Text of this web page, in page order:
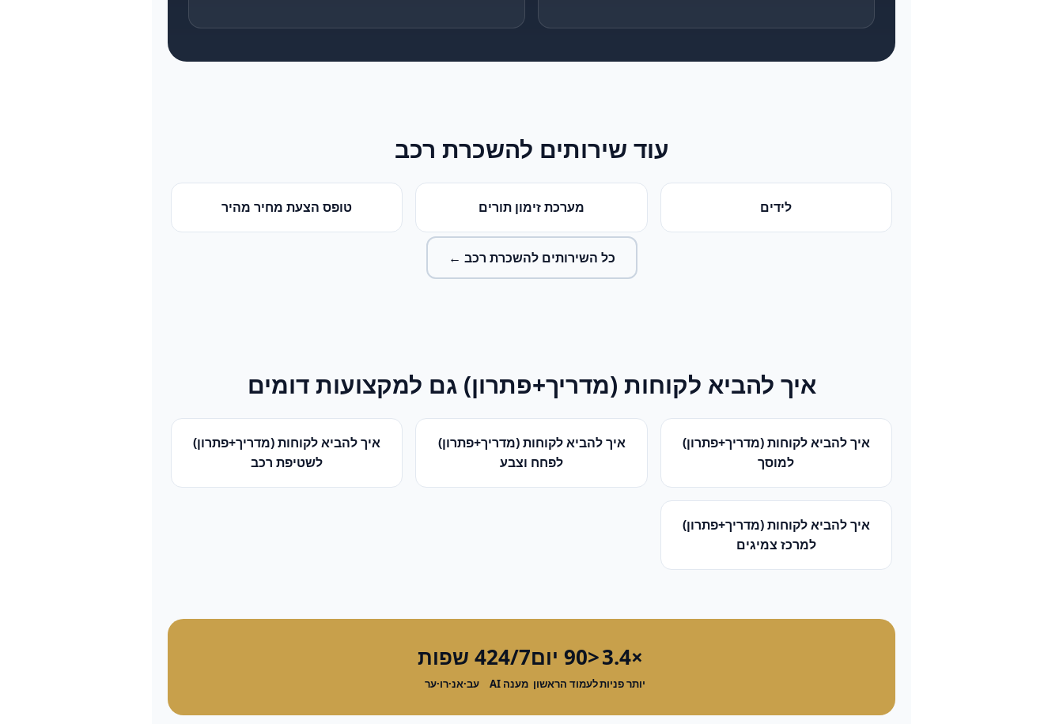
עוד שירותים להשכרת רכב
לידים מערכת זימון תורים טופס הצעת מחיר מהיר
כל השירותים להשכרת רכב ←
איך להביא לקוחות (מדריך+פתרון) גם למקצועות דומים
איך להביא לקוחות (מדריך+פתרון)
למוסך
איך להביא לקוחות (מדריך+פתרון)
לפחח וצבע
איך להביא לקוחות (מדריך+פתרון)
לשטיפת רכב
איך להביא לקוחות (מדריך+פתרון)
למרכז צמיגים
×3.4
יותר פניות
<90 יום
לעמוד הראשון
24/7
מענה AI
4 שפות
עב·אנ·רו·ער